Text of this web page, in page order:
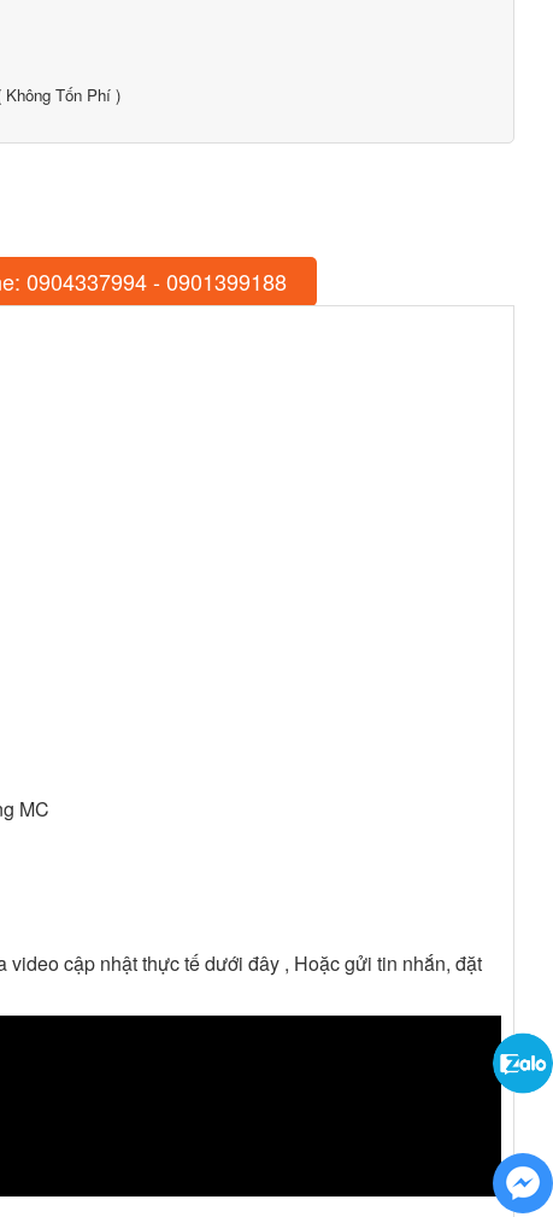
Tốn Phí )
0904337994 - 0901399188
MC
cập nhật thực tế dưới đây , Hoặc gửi tin nhắn, đặt